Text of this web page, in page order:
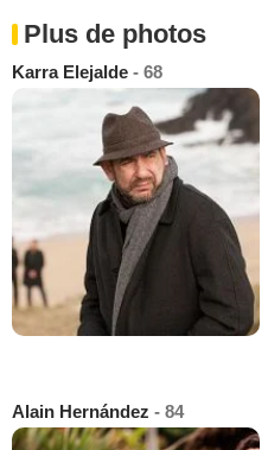
Plus de photos
Karra Elejalde - 68
Alain Hernández - 84